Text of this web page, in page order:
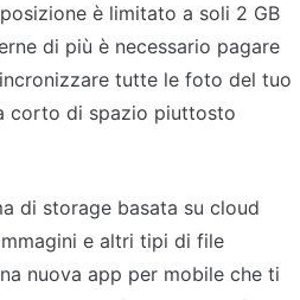
è limitato a soli 2 GB
di più è necessario pagare
tutte le foto del tuo
corto di spazio piuttosto
di storage basata su cloud
e altri tipi di file
nuova app per mobile che ti